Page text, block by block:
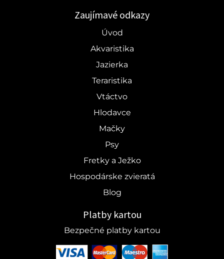
Zaujímavé odkazy
Úvod
Akvaristika
Jazierka
Teraristika
Vtáctvo
Hlodavce
Mačky
Psy
Fretky a Ježko
Hospodárske zvieratá
Blog
Platby kartou
Bezpečné platby kartou